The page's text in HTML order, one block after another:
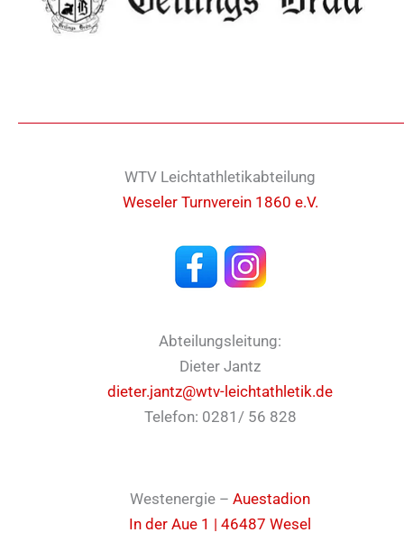
WTV Leichtathletikabteilung
Weseler Turnverein 1860 e.V.
Abteilungsleitung:
Dieter Jantz
dieter.jantz@wtv-leichtathletik.de
Telefon: 0281/ 56 828
Westenergie – Auestadion
In der Aue 1 | 46487 Wesel